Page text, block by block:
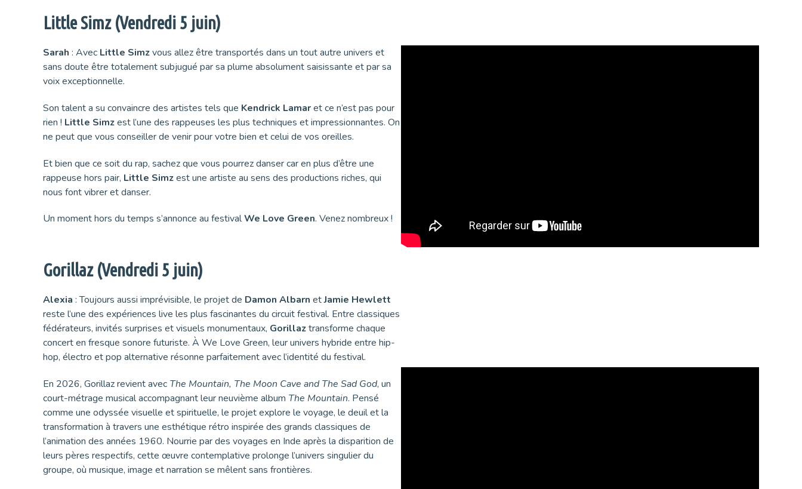
Little Simz (Vendredi 5 juin)
Sarah : Avec Little Simzvous allez être transportés dans un tout autre univers et
sans doute être totalement subjugué par sa plume absolument saisissante et par sa
voix exceptionnelle.
Son talent a su convaincre des artistes tels que Kendrick Lamaret ce n’est pas pour
rien ! Little Simzest l’une des rappeuses les plus techniques et impressionnantes. On
ne peut que vous conseiller de venir pour votre bien et celui de vos oreilles.
Et bien que ce soit du rap, sachez que vous pourrez danser car en plus d’être une
rappeuse hors pair, Little Simzest une artiste au sens des productions riches, qui
nous font vibrer et danser.
Un moment hors du temps s’annonce au festivalWe Love Green. Venez nombreux !
Gorillaz (Vendredi 5 juin)
Alexia : Toujours aussi imprévisible, le projet de Damon Albarn etJamie Hewlett
reste l’une des expériences live les plus fascinantes du circuit festival. Entre classiques
fédérateurs, invités surprises et visuels monumentaux, Gorillaztransforme chaque
concert en fresque sonore futuriste. À We Love Green, leur univers hybride entre hip-
hop, électro et pop alternative résonne parfaitement avec l’identité du festival.
En 2026, Gorillaz revient avec The Mountain, The Moon Cave and The Sad God, un
court-métrage musical accompagnant leur neuvième album The Mountain. Pensé
comme une odyssée visuelle et spirituelle, le projet explore le voyage, le deuil et la
transformation à travers une esthétique rétro inspirée des grands classiques de
l’animation des années 1960. Nourrie par des voyages en Inde après la disparition de
leurs pères respectifs, cette œuvre contemplative prolonge l’univers singulier du
groupe, où musique, image et narration se mêlent sans frontières.